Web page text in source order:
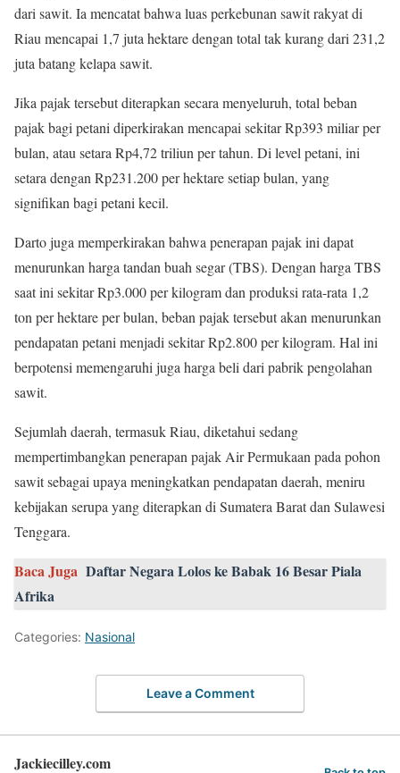
dari sawit. Ia mencatat bahwa luas perkebunan sawit rakyat di
Riau mencapai 1,7 juta hektare dengan total tak kurang dari 231,2
juta batang kelapa sawit.
Jika pajak tersebut diterapkan secara menyeluruh, total beban
pajak bagi petani diperkirakan mencapai sekitar Rp393 miliar per
bulan, atau setara Rp4,72 triliun per tahun. Di level petani, ini
setara dengan Rp231.200 per hektare setiap bulan, yang
signifikan bagi petani kecil.
Darto juga memperkirakan bahwa penerapan pajak ini dapat
menurunkan harga tandan buah segar (TBS). Dengan harga TBS
saat ini sekitar Rp3.000 per kilogram dan produksi rata-rata 1,2
ton per hektare per bulan, beban pajak tersebut akan menurunkan
pendapatan petani menjadi sekitar Rp2.800 per kilogram. Hal ini
berpotensi memengaruhi juga harga beli dari pabrik pengolahan
sawit.
Sejumlah daerah, termasuk Riau, diketahui sedang
mempertimbangkan penerapan pajak Air Permukaan pada pohon
sawit sebagai upaya meningkatkan pendapatan daerah, meniru
kebijakan serupa yang diterapkan di Sumatera Barat dan Sulawesi
Tenggara.
Baca Juga Daftar Negara Lolos ke Babak 16 Besar Piala
Afrika
Categories: Nasional
Leave a Comment
Jackiecilley.com